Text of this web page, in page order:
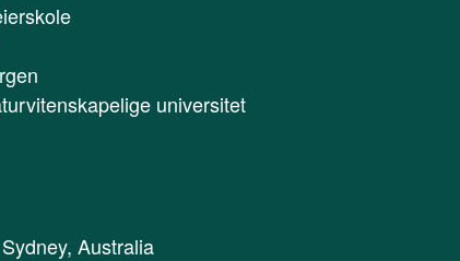
universitet
Australia